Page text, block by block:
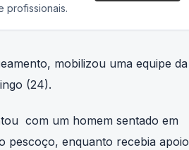
profissionais.
mobilizou uma equipe da
(24).
com um homem sentado em
pescoço, enquanto recebia apoio